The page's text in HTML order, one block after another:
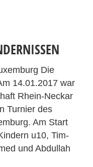
Die
14.01.2017 war
Rhein-Neckar
Turnier des
Am Start
u10, Tim-
und Abdullah